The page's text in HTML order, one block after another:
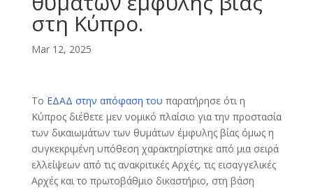
στη Κύπρο.
Mar 12, 2025
Το ΕΔΑΔ στην απόφαση του παρατήρησε ότι η
Κύπρος διέθετε μεν νομικό πλαίσιο για την προστασία
των δικαιωμάτων των θυμάτων έμφυλης βίας όμως η
συγκεκριμένη υπόθεση χαρακτηρίστηκε από μια σειρά
ελλείψεων από τις ανακριτικές Αρχές, τις εισαγγελικές
Αρχές και το πρωτοβάθμιο δικαστήριο, στη βάση